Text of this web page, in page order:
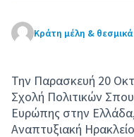
Κράτη μέλη &
Την Παρασκευή 20
Σχολή Πολιτικών
Ευρώπης στην
Αναπτυξιακή